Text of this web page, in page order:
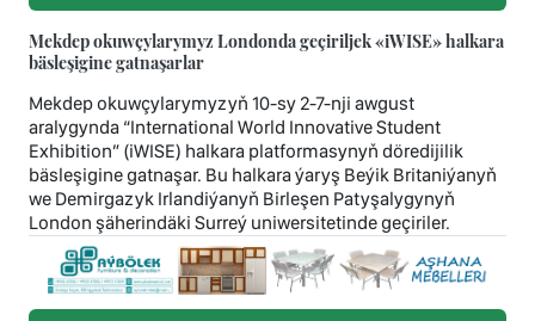
Mekdep okuwçylarymyz Londonda geçiriljek «iWISE» halkara
bäsleşigine gatnaşarlar
Mekdep okuwçylarymyzyň 10-sy 2-7-nji awgust
aralygynda “International World Innovative Student
Exhibition” (iWISE) halkara platformasynyň döredijilik
bäsleşigine gatnaşar. Bu halkara ýaryş Beýik Britaniýanyň
we Demirgazyk Irlandiýanyň Birleşen Patyşalygynyň
London şäherindäki Surreý uniwersitetinde geçiriler.